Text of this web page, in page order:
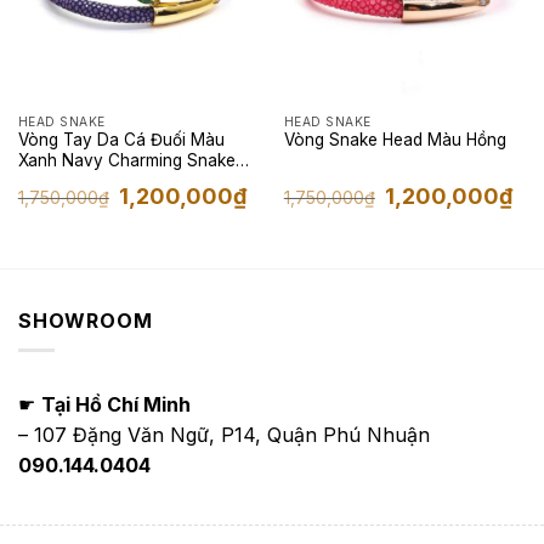
HEAD SNAKE
Vòng Tay Da Cá Đuối Màu
Xanh Navy Charming Snake
1,750,000₫ Giá
gốc
1,200,000₫Giá
hiện
HEAD SNAKE
Vòng Snake Head Màu Hồng
1,750,000₫ Giá
gốc
1,200,000₫Giá
hiện
SHOWROOM
☛ Tại Hồ Chí Minh
– 107 Đặng Văn Ngữ, P14, Quận Phú Nhuận
090.144.0404